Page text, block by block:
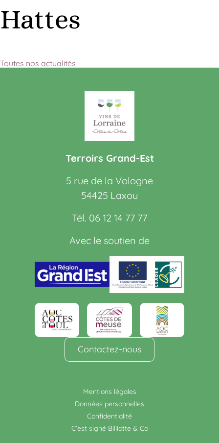
Hattes
Toutes nos actualités
Terroirs Grand-Est
5 rue de la Vologne
54425 Laxou
Tél. 06 12 14 77 77
Avec le soutien de
Contactez-nous
Mentions légales
Données personnelles
Confidentialité
C’est signé Billiotte & Co